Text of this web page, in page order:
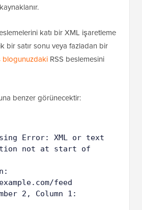
katı bir XML işaretleme
bir satır sonu veya fazladan bir
blogunuzdaki RSS beslemesini
benzer görünecektir:
Error: XML or text
not at start of
feed
2, Column 1: